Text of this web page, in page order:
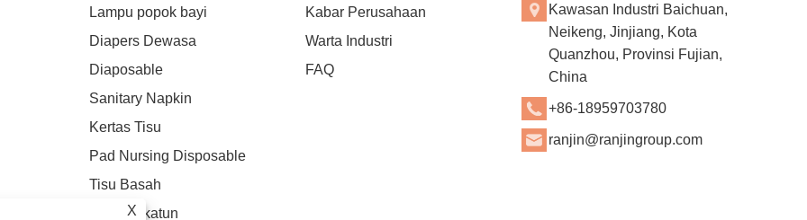
Lampu popok bayi
Diapers Dewasa
Diaposable
Sanitary Napkin
Kertas Tisu
Pad Nursing Disposable
Tisu Basah
Handuk katun
Kabar Perusahaan
Warta Industri
FAQ
Kawasan Industri Baichuan,
Neikeng, Jinjiang, Kota
Quanzhou, Provinsi Fujian,
China
+86-18959703780
ranjin@ranjingroup.com
X